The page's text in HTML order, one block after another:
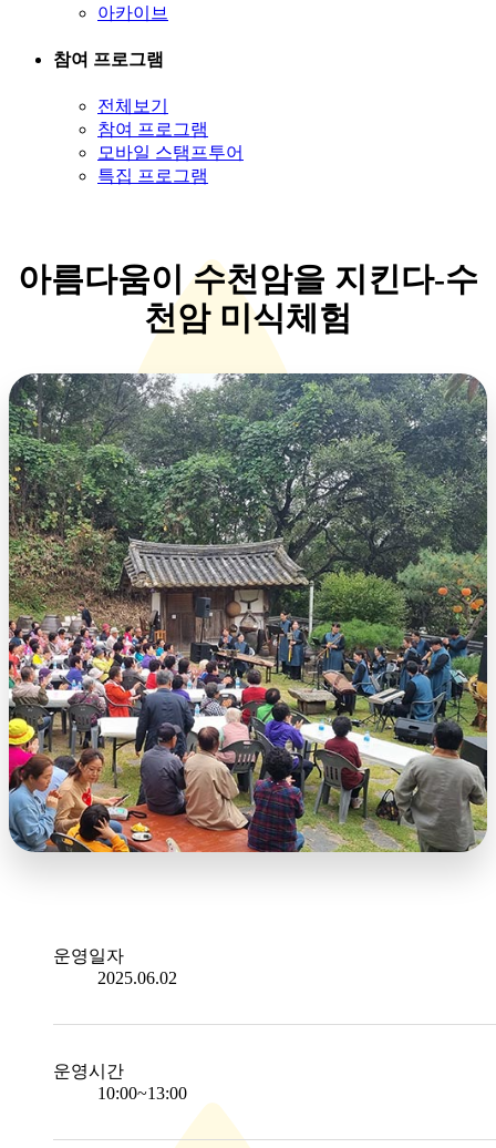
아카이브
참여 프로그램
전체보기
참여 프로그램
모바일 스탬프투어
특집 프로그램
아름다움이 수천암을 지킨다-수
천암 미식체험
운영일자
2025.06.02
운영시간
10:00~13:00